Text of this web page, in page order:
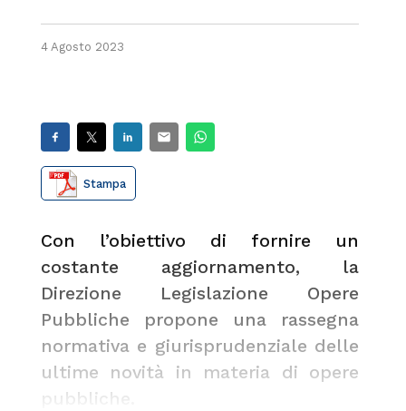
4 Agosto 2023
Stampa
Con l’obiettivo di fornire un
costante aggiornamento, la
Direzione Legislazione Opere
Pubbliche propone una rassegna
normativa e giurisprudenziale delle
ultime novità in materia di opere
pubbliche.